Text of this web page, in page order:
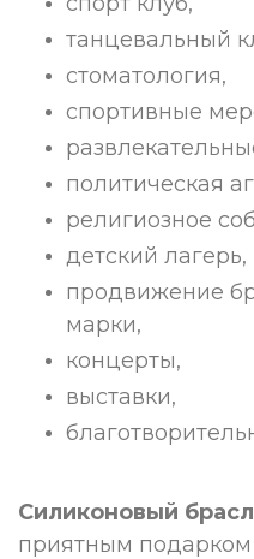
танцевальный
стоматология,
спортивные
политическая
религиозное
детский лагерь,
продвижение
марки,
концерты,
выставки,
Силиконовый
приятным